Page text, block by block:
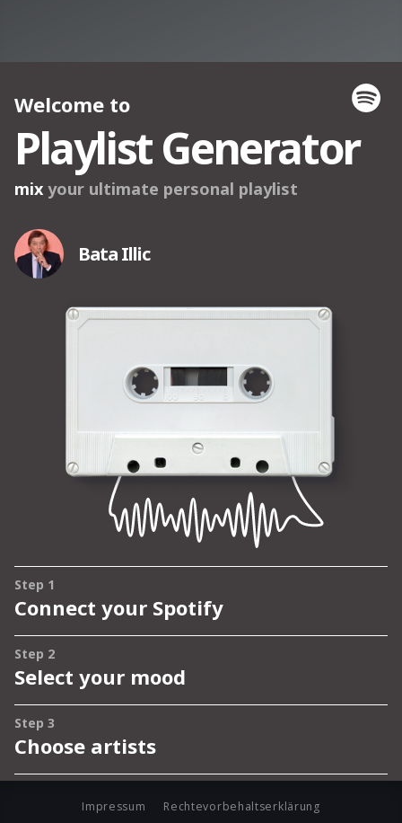
Impressum Rechtevorbehaltserklärung